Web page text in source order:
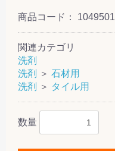
商品コード： 1049501
関連カテゴリ
洗剤
洗剤
＞ 石材用
洗剤
＞ タイル用
数量